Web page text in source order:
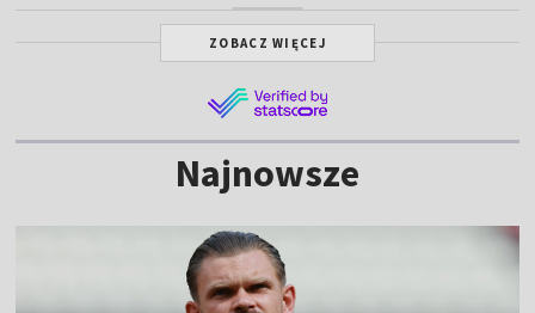
ZOBACZ WIĘCEJ
Najnowsze